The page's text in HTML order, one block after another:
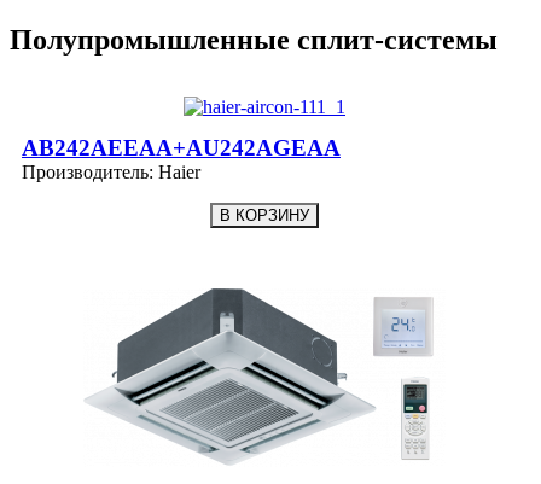
Полупромышленные сплит-системы
AB242AEEAA+AU242AGEAA
Производитель: Haier